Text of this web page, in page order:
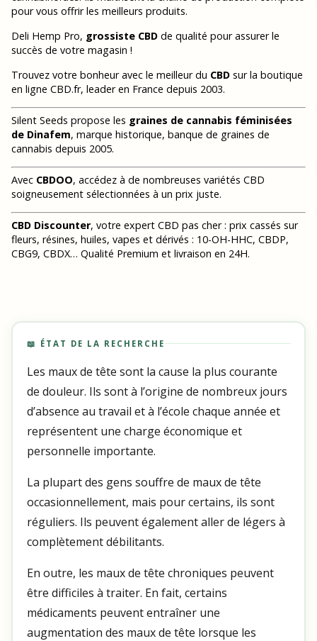
📖 ÉTAT DE LA RECHERCHE
Les maux de tête sont la cause la plus courante
de douleur. Ils sont à l’origine de nombreux jours
d’absence au travail et à l’école chaque année et
représentent une charge économique et
personnelle importante.
La plupart des gens souffre de maux de tête
occasionnellement, mais pour certains, ils sont
réguliers. Ils peuvent également aller de légers à
complètement débilitants.
En outre, les maux de tête chroniques peuvent
être difficiles à traiter. En fait, certains
médicaments peuvent entraîner une
augmentation des maux de tête lorsque les
pour vous offrir les meilleurs produits.
Deli Hemp Pro, grossiste CBD de qualité pour assurer le
succès de votre magasin !
Trouvez votre bonheur avec le meilleur du CBD sur la boutique
en ligne CBD.fr, leader en France depuis 2003.
Silent Seeds propose les graines de cannabis féminisées
de Dinafem, marque historique, banque de graines de
cannabis depuis 2005.
Avec CBDOO, accédez à de nombreuses variétés CBD
soigneusement sélectionnées à un prix juste.
CBD Discounter, votre expert CBD pas cher : prix cassés sur
fleurs, résines, huiles, vapes et dérivés : 10-OH-HHC, CBDP,
CBG9, CBDX… Qualité Premium et livraison en 24H.